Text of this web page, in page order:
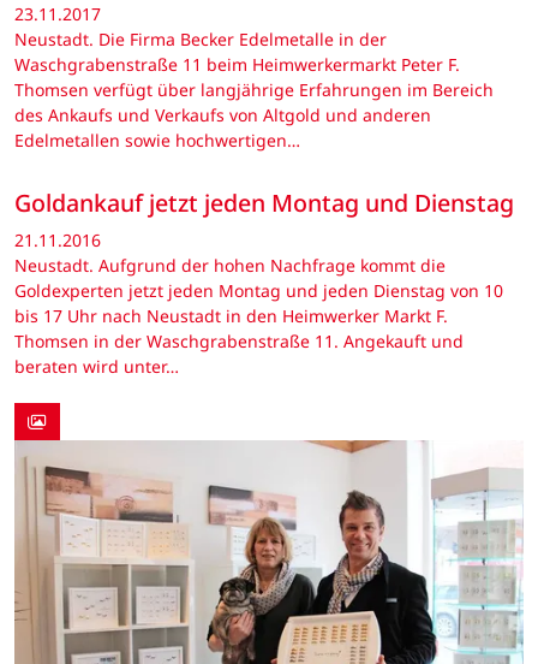
23.11.2017
Neustadt. Die Firma Becker Edelmetalle in der
Waschgrabenstraße 11 beim Heimwerkermarkt Peter F.
Thomsen verfügt über langjährige Erfahrungen im Bereich
des Ankaufs und Verkaufs von Altgold und anderen
Edelmetallen sowie hochwertigen…
Goldankauf jetzt jeden Montag und Dienstag
21.11.2016
Neustadt. Aufgrund der hohen Nachfrage kommt die
Goldexperten jetzt jeden Montag und jeden Dienstag von 10
bis 17 Uhr nach Neustadt in den Heimwerker Markt F.
Thomsen in der Waschgrabenstraße 11. Angekauft und
beraten wird unter…